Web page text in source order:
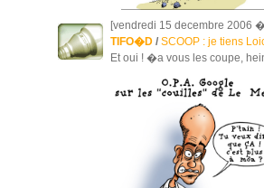
[vendredi 15 decembre 2006
TIFO�D/ SCOOP : je tiens
Et oui ! �a vous les coupe,